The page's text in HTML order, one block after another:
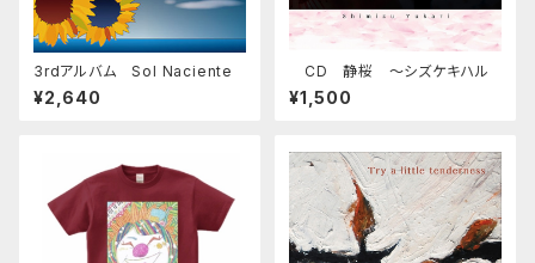
3rdアルバム Sol Naciente
¥2,640
CD 静桜 〜シズケキハル
¥1,500